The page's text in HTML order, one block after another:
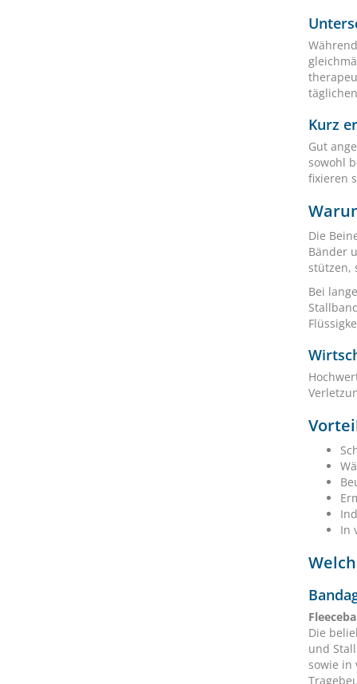
Kurz
Gut
sowohl
fixieren
Die
Bänder
stützen,
Bei
In
Die
und
sowie in